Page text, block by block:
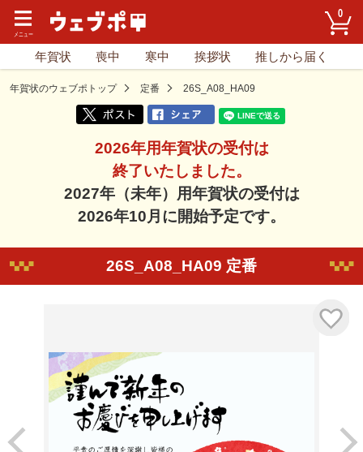
0
年賀状 喪中 寒中 挨拶状 推しから届く
年賀状のウェブポトップ 定番 26S_A08_HA09
2026年用年賀状の受付は
終了いたしました。
2027年（未年）用年賀状の受付は
2026年10月に開始予定です。
26S_A08_HA09 定番